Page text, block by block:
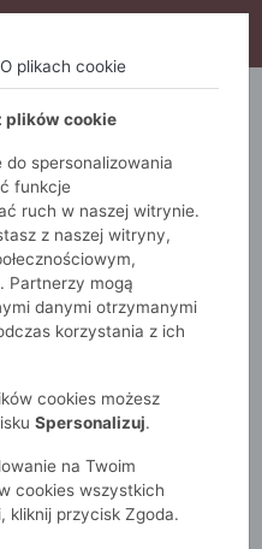
ZA 3SZT (KOD: S15)
Szal w stylu ombre
O plikach cookie
plików cookie
spersonalizowania
funkcje
ruch w naszej witrynie.
z naszej witryny,
Partnerzy mogą
danymi otrzymanymi
korzystania z ich
cookies możesz
Spersonalizuj.
na Twoim
cookies wszystkich
kliknij przycisk Zgoda.